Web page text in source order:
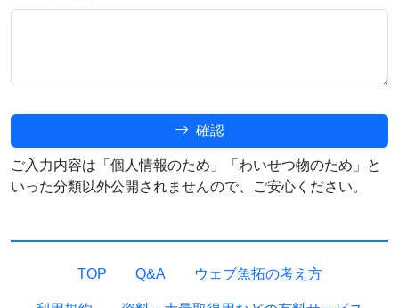
確認
ご入力内容は「個人情報のため」「わいせつ物のため」と
いった分類以外公開されませんので、ご安心ください。
TOP Q&A ウェブ魚拓の考え方